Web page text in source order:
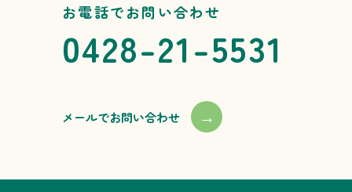
お電話でお問い合わせ
0428-21-5531
メールでお問い合わせ →